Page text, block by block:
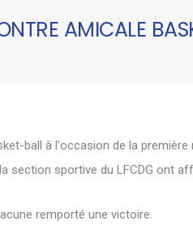
AMICALE
ball à l'occasion de la
section sportive du LFCDG ont
remporté une victoire.